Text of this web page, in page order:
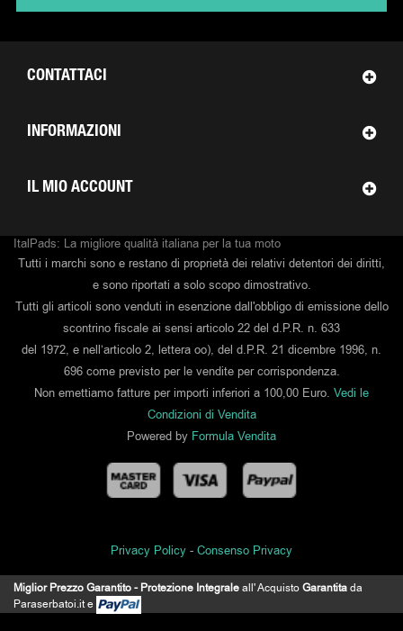
CONTATTACI
INFORMAZIONI
IL MIO ACCOUNT
ItalPads: La migliore qualità italiana per la tua moto
Tutti i marchi sono e restano di proprietà dei relativi detentori dei diritti,
e sono riportati a solo scopo dimostrativo.
Tutti gli articoli sono venduti in esenzione dall'obbligo di emissione dello
scontrino fiscale ai sensi articolo 22 del d.P.R. n. 633
del 1972, e nell’articolo 2, lettera oo), del d.P.R. 21 dicembre 1996, n.
696 come previsto per le vendite per corrispondenza.
Non emettiamo fatture per importi inferiori a 100,00 Euro. Vedi le
Condizioni di Vendita
Powered by Formula Vendita
Privacy Policy - Consenso Privacy
IL MIO ACCOUNT
Miglior Prezzo Garantito - Protezione Integraleall' AcquistoGarantitada
Paraserbatoi.it e